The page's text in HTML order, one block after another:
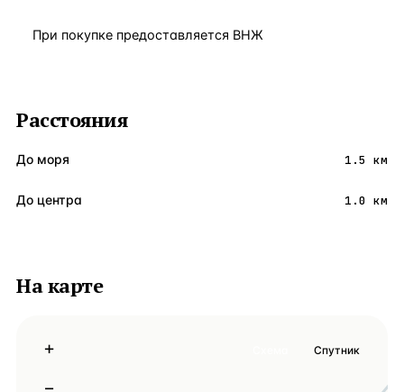
При покупке предоставляется ВНЖ
Расстояния
До моря 1.5 км
До центра 1.0 км
На карте
+
−
Спутник